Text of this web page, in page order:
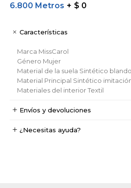
6.800 Metros $ 0
Características
Marca MissCarol
Género Mujer
Material de la suela Sintético blando
Material Principal Sintético
Materiales del interiorTextil
Envíos y devoluciones
¿Necesitas ayuda?